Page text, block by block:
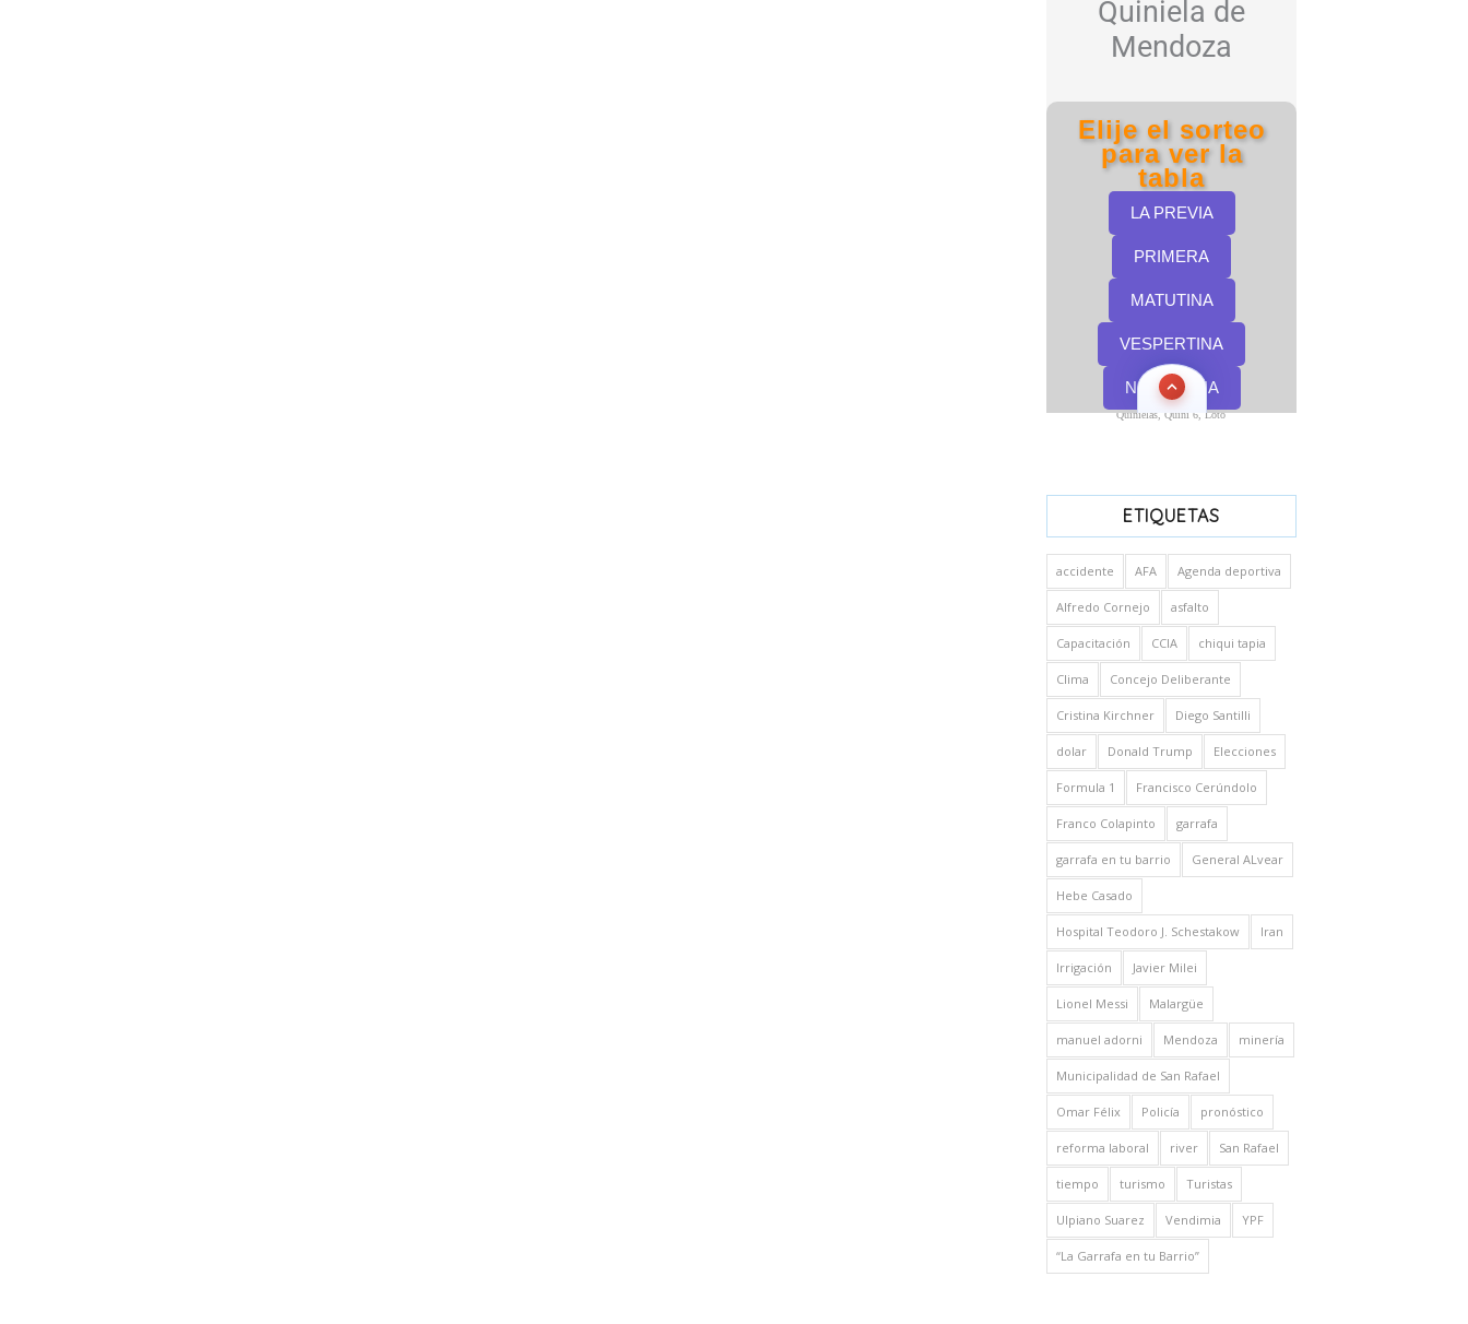
Quinielas, Quini 6, Loto
ETIQUETAS
accidente AFA Agenda deportiva
Alfredo Cornejo asfalto
Capacitación CCIA chiqui tapia
Clima Concejo Deliberante
Cristina Kirchner Diego Santilli
dolar Donald Trump Elecciones
Formula 1 Francisco Cerúndolo
Franco Colapinto garrafa
garrafa en tu barrio General ALvear
Hebe Casado
Hospital Teodoro J. Schestakow Iran
Irrigación Javier Milei
Lionel Messi Malargüe
manuel adorni Mendoza minería
Municipalidad de San Rafael
Omar Félix Policía pronóstico
reforma laboral river San Rafael
tiempo turismo Turistas
Ulpiano Suarez Vendimia YPF
“La Garrafa en tu Barrio”